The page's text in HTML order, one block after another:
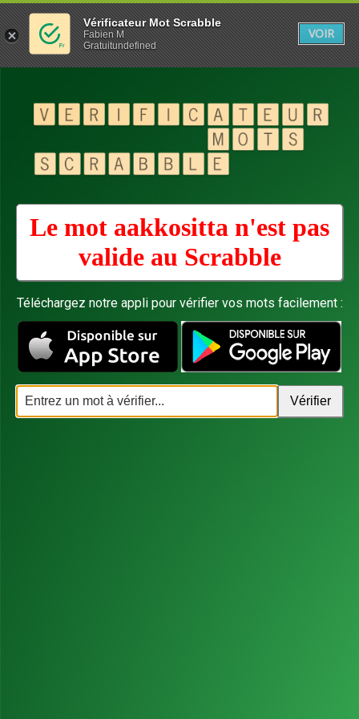
Le mot aakkositta n'est pas
valide au Scrabble
Téléchargez notre appli pour vérifier vos mots facilement :
Vérificateur Mot Scrabble
Fabien M
Gratuitundefined
VOIR